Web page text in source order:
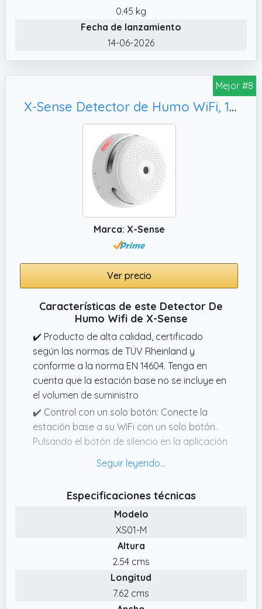
notificaciones en su teléfono inteligente si el
minisistema de alarma contra incendios
inteligente activa la alarma. No importa
Internet.
interconectados de forma inalámbrica: se
pueden agregar hasta 20 detectores de
humo al sistema. Si una de las alarmas de
humo del minisistema de alerta temprana
contra incendios detecta humo, todos los
detectores de humo y la estación base
activarán una alarma sonora fuerte con un
LED rojo parpadeante.
✔️ Fácil operación: Es muy fácil conectar la
estación base y los detectores de humo con
la aplicación. Hay consejos detallados para
✔️ Detectores de humo con batería de 10
están equipados con un sensor fotoeléctrico
de alta calidad de 10 años de duración y una
batería de litio de 10 años de duración.
Menos falsas alarmas y no es necesario
cambiar la batería durante su vida útil.
0.45 kg
Fecha de lanzamiento
14-06-2026
Mejor #8
X-Sense Detector de Humo WiFi, 1 Ud
Marca: X-Sense
Ver precio
Características de este Detector De
Humo Wifi de X-Sense
✔️ Producto de alta calidad, certificado
según las normas de TÜV Rheinland y
conforme a la norma EN 14604. Tenga en
cuenta que la estación base no se incluye en
el volumen de suministro
✔️ Control con un solo botón: Conecte la
estación base a su WiFi con un solo botón.
Pulsando el botón de silencio en la aplicación
fácilmente todo el sistema
detecte humo, recibirá inmediatamente un
mensaje de aviso en su teléfono móvil. Al
mismo tiempo, suena una señal acústica en
la estación base y en cada detector
✔️ Prueba a través de la app: Prueba la
alarma rápida y fácilmente desde la app sin
Especificaciones técnicas
Modelo
XS01-M
Altura
2.54 cms
Longitud
7.62 cms